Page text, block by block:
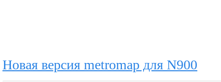
Новая версия metromap для N900